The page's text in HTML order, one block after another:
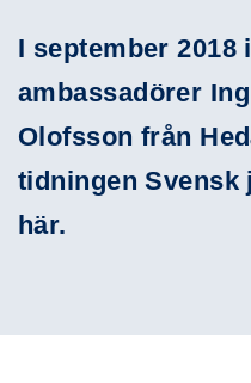
I september
ambassadörer
Olofsson från
tidningen Svensk
här.